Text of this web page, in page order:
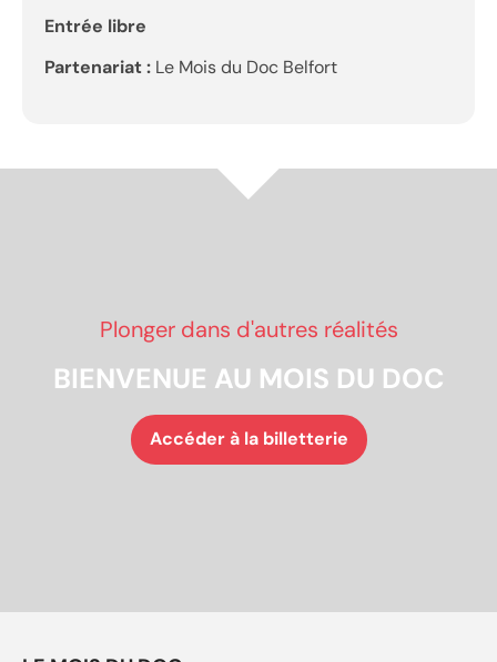
Entrée libre
Partenariat : Le Mois du Doc Belfort
Plonger dans d'autres réalités
BIENVENUE AU MOIS DU DOC
Accéder à la billetterie